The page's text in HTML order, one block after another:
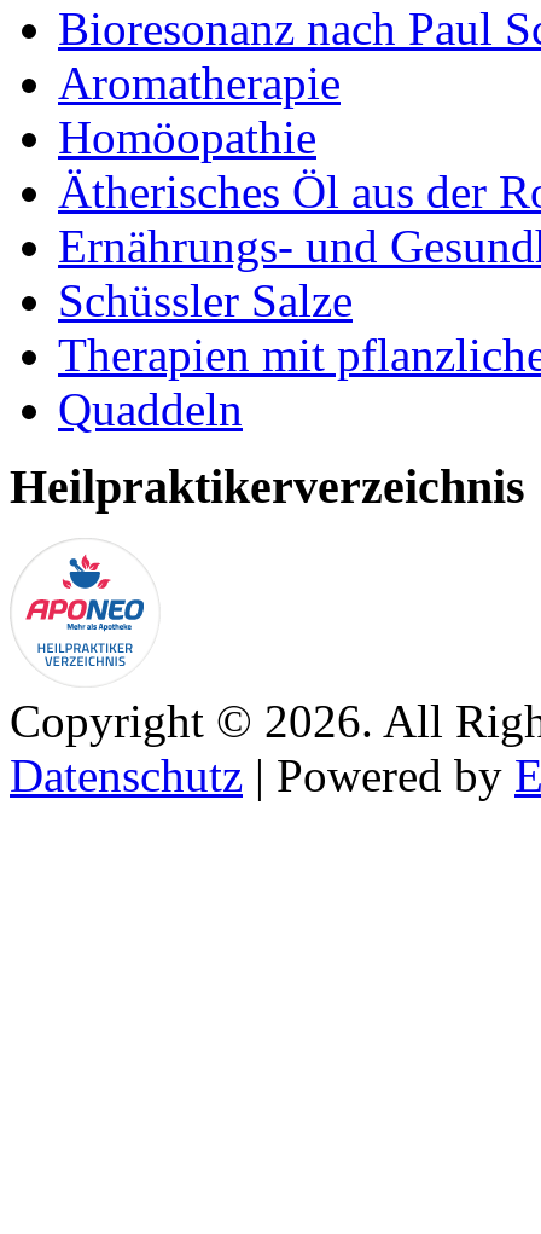
Bioresonanz nach Paul
Aromatherapie
Homöopathie
Ätherisches Öl aus der
Ernährungs- und
Schüssler Salze
Therapien mit
Quaddeln
Heilpraktikerverzeichnis
Copyright © 2026. All
Datenschutz | Powered by